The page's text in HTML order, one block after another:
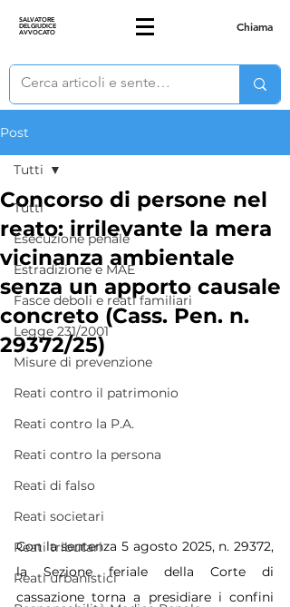
SALVATORE
DELGIUDICE
AVVOCATO Chiama
Post
Tutti
Esecuzione penale
Estradizione e MAE
Fasce deboli e reati familiari
Legge 231/2001
Misure di prevenzione
Reati contro il patrimonio
Reati contro la P.A.
Reati contro la persona
Reati di falso
Reati societari
Reati tributari
Reati urbanistici
Tutti
Concorso di persone nel
reato: irrilevante la mera
vicinanza ambientale
senza un apporto causale
concreto (Cass. Pen. n.
29372/25)
Con la sentenza 5 agosto 2025, n. 29372,
la Sezione feriale della Corte di
cassazione torna a presidiare i confini